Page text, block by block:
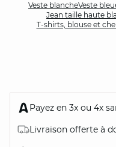
Veste blancheVeste
Jean taille haute
T-shirts, blouse et
Payez en 3x ou 4x
Livraison offerte à